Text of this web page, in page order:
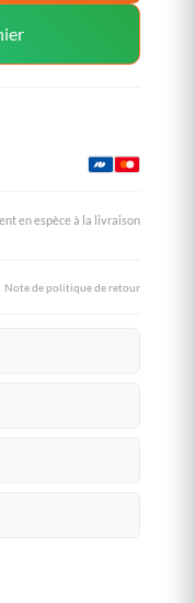
en espèce à la livraison
Note de politique de retour